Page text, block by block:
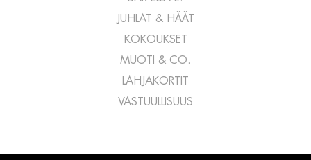
JUHLAT & HÄÄT
KOKOUKSET
MUOTI & CO.
LAHJAKORTIT
VASTUULLISUUS